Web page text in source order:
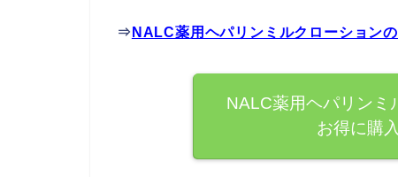
⇒ NALC薬用ヘパリンミルクローション
NALC薬用ヘパリンミ
お得に購